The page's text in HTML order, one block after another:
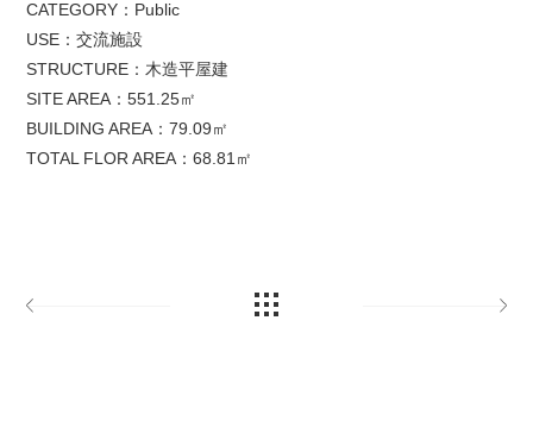
CATEGORY：Public
USE：交流施設
STRUCTURE：木造平屋建
SITE AREA：551.25㎡
BUILDING AREA：79.09㎡
TOTAL FLOR AREA：68.81㎡